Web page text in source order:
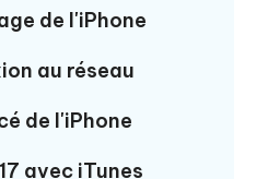
de l'iPhone
au réseau
de l'iPhone
avec iTunes